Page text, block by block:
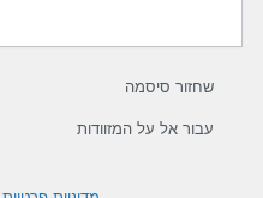
שחזור סיסמה
עבור אל על המזוודות